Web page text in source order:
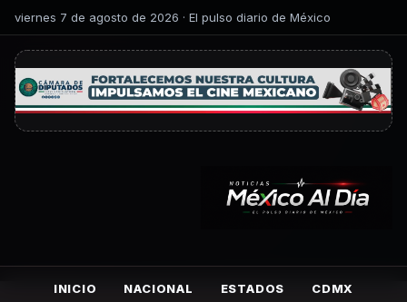
viernes 7 de agosto de 2026 · El pulso diario de México
INICIO NACIONAL ESTADOS CDMX